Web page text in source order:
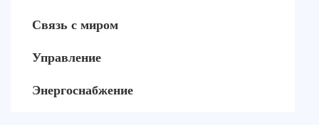
Связь с миром
Управление
Энергоснабжение